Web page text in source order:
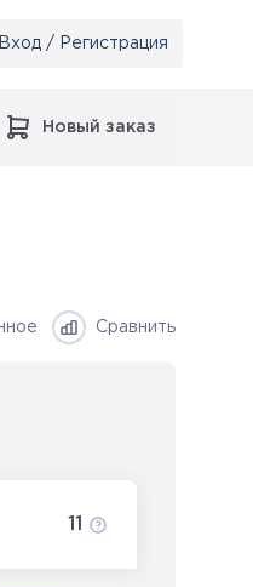
Вход / Регистрация
Новый заказ
Сравнить
11